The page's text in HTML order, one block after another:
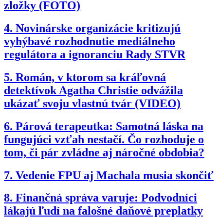
zložky (FOTO)
4. Novinárske organizácie kritizujú
vyhýbavé rozhodnutie mediálneho
regulátora a ignoranciu Rady STVR
5. Román, v ktorom sa kráľovná
detektívok Agatha Christie odvážila
ukázať svoju vlastnú tvár (VIDEO)
6. Párová terapeutka: Samotná láska na
fungujúci vzťah nestačí. Čo rozhoduje o
tom, či pár zvládne aj náročné obdobia?
7. Vedenie FPU aj Machala musia skončiť
8. Finančná správa varuje: Podvodníci
lákajú ľudí na falošné daňové preplatky